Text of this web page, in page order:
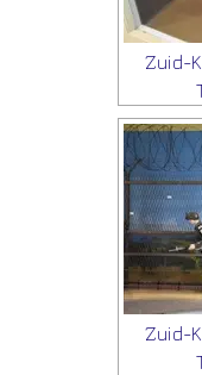
Zuid-
Zuid-